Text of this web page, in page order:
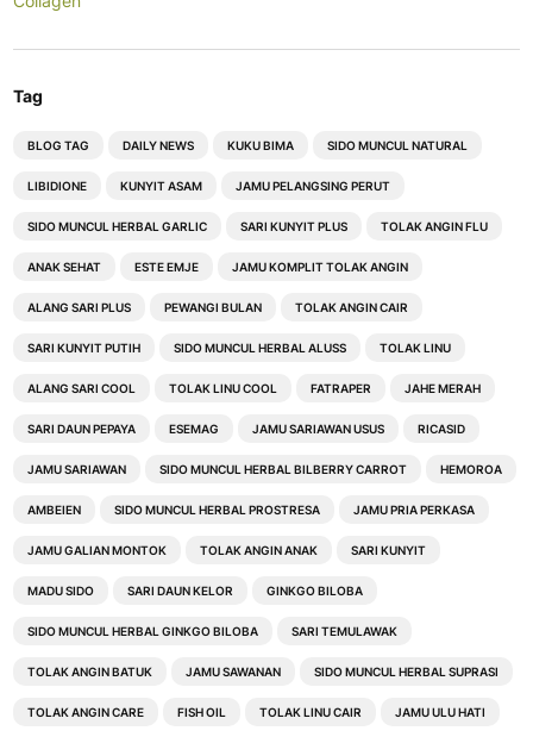
Tag
BLOG TAG DAILY NEWS KUKU BIMA SIDO MUNCUL NATURAL
LIBIDIONE KUNYIT ASAM JAMU PELANGSING PERUT
SIDO MUNCUL HERBAL GARLIC SARI KUNYIT PLUS TOLAK ANGIN FLU
ANAK SEHAT ESTE EMJE JAMU KOMPLIT TOLAK ANGIN
ALANG SARI PLUS PEWANGI BULAN TOLAK ANGIN CAIR
SARI KUNYIT PUTIH SIDO MUNCUL HERBAL ALUSS TOLAK LINU
ALANG SARI COOL TOLAK LINU COOL FATRAPER JAHE MERAH
SARI DAUN PEPAYA ESEMAG JAMU SARIAWAN USUS RICASID
JAMU SARIAWAN SIDO MUNCUL HERBAL BILBERRY CARROT HEMOROA
AMBEIEN SIDO MUNCUL HERBAL PROSTRESA JAMU PRIA PERKASA
JAMU GALIAN MONTOK TOLAK ANGIN ANAK SARI KUNYIT
MADU SIDO SARI DAUN KELOR GINKGO BILOBA
SIDO MUNCUL HERBAL GINKGO BILOBA SARI TEMULAWAK
TOLAK ANGIN BATUK JAMU SAWANAN SIDO MUNCUL HERBAL SUPRASI
TOLAK ANGIN CARE FISH OIL TOLAK LINU CAIR JAMU ULU HATI